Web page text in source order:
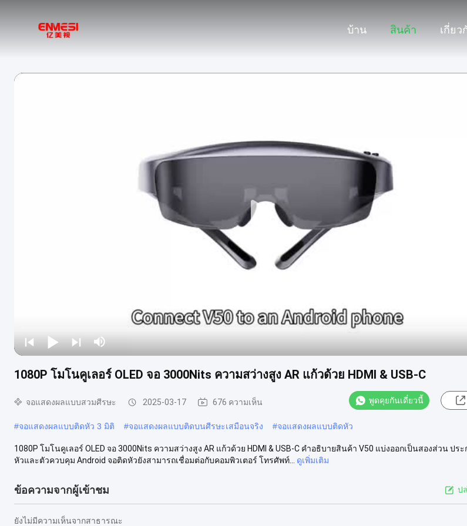
บ้าน สินค้า เกี่ยว
1080P โมโนคูเลอร์ OLED จอ 3000Nits ความสว่างสูง AR แก้วด้วย HDMI & USB-C
จอแสดงผลแบบสวมศีรษะ 2025-03-17 676 ความเห็น พูดคุยกันเดี๋ยวนี้
#จอแสดงผลแบบติดหัว 3 มิติ #จอแสดงผลแบบติดบนศีรษะเสมือนจริง #จอแสดงผลแบบติดหัว
1080P โมโนคูเลอร์ OLED จอ 3000Nits ความสว่างสูง AR แก้วด้วย HDMI & USB-C คําอธิบายสินค้า V50 แบ่งออกเป็นสองส่วน ปร
หัวและตัวควบคุม Android จอติดหัวยังสามารถเชื่อมต่อกับคอมพิวเตอร์ โทรศัพท์...
ดูเพิ่มเติม
ข้อความจากผู้เข้าชม ป
ยังไม่มีความเห็นจากสาธารณะ